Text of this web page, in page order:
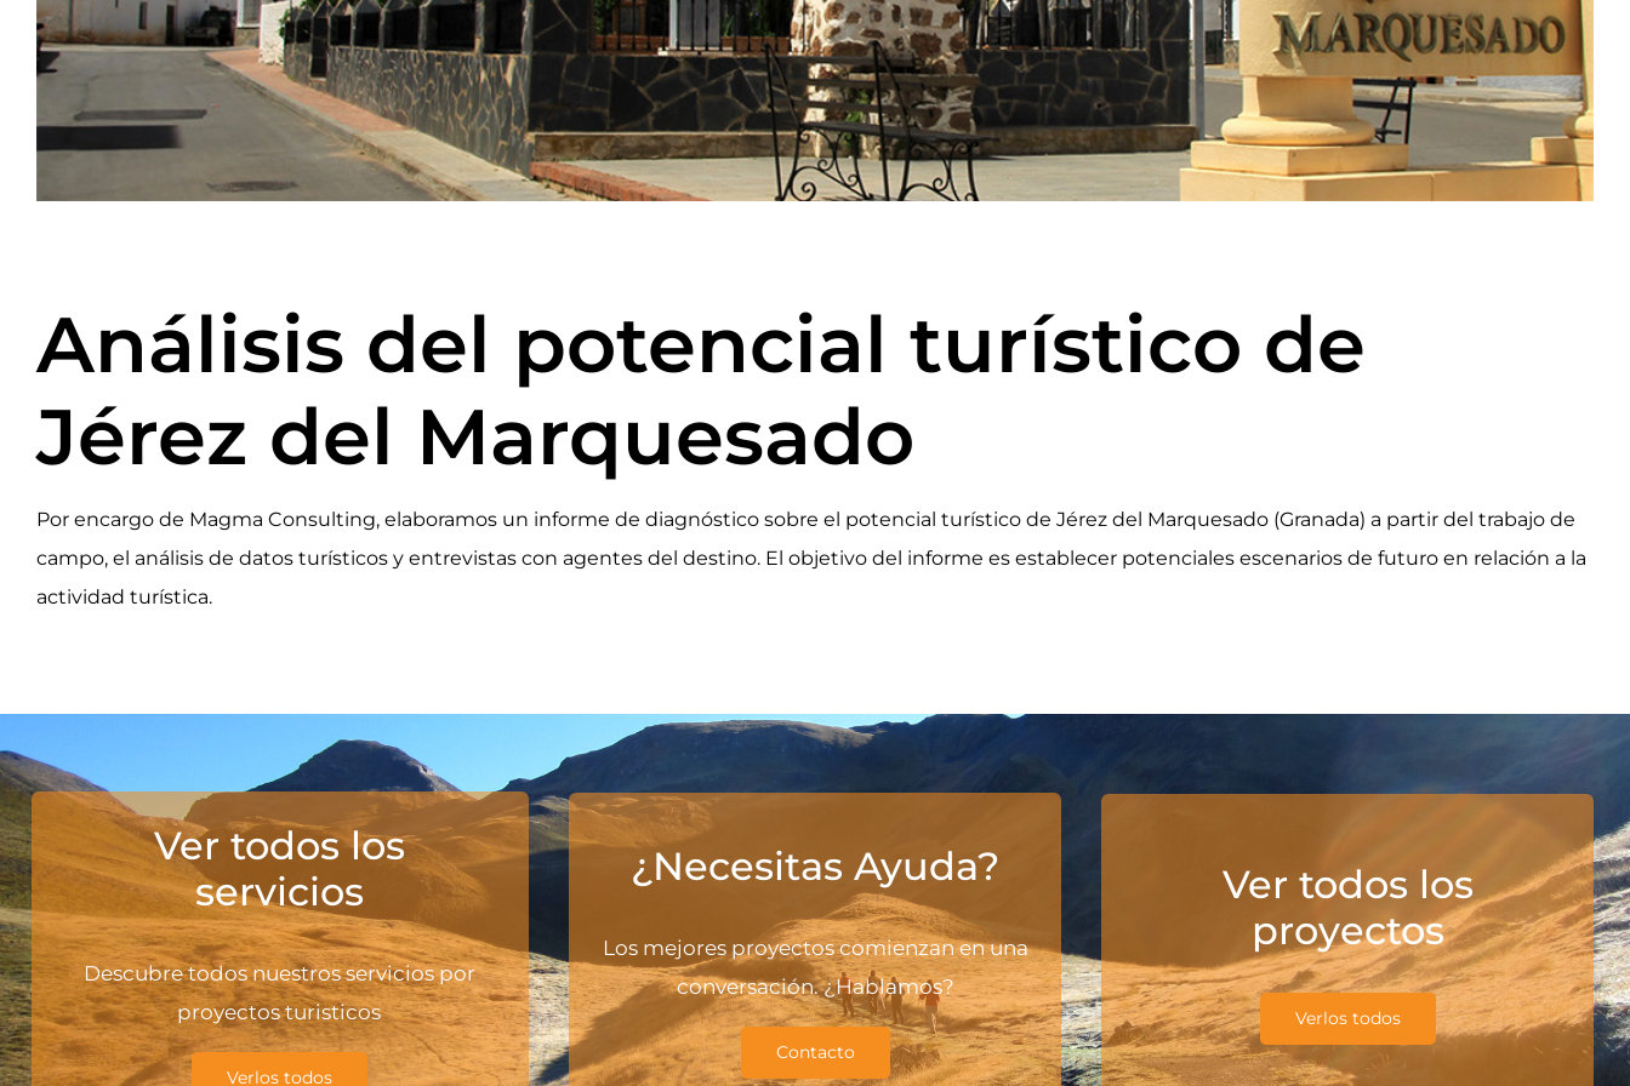
Análisis del potencial turístico de
Jérez del Marquesado
Por encargo de Magma Consulting, elaboramos un informe de diagnóstico sobre el potencial turístico de Jérez del Marquesado (Granada) a partir del trabajo de
campo, el análisis de datos turísticos y entrevistas con agentes del destino. El objetivo del informe es establecer potenciales escenarios de futuro en relación a la
actividad turística.
Ver todos los
servicios
Descubre todos nuestros servicios por
proyectos turisticos
Verlos todos
¿Necesitas Ayuda?
Los mejores proyectos comienzan en una
conversación. ¿Hablamos?
Contacto
Ver todos los
proyectos
Verlos todos